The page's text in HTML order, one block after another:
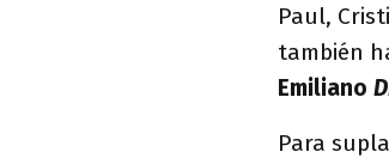
Paul,
también
Emiliano
Para